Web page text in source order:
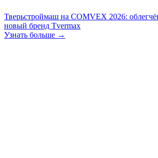
Тверьстроймаш на COMVEX 2026:
новый бренд Tvermax
Узнать больше →